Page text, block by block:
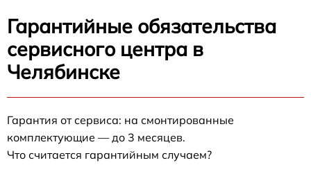
Гарантийные обязательства
сервисного центра в
Челябинске
Гарантия от сервиса: на смонтированные
комплектующие — до 3 месяцев.
Что считается гарантийным случаем?